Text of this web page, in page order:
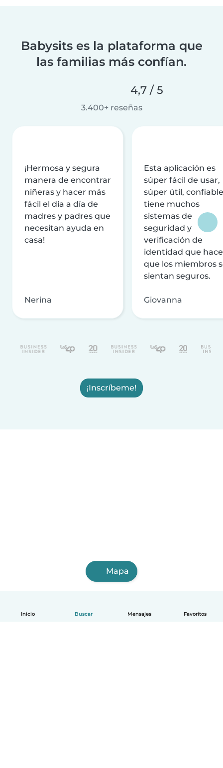
Inicio Buscar Mensajes Favoritos
Babysits es la plataforma que
las familias más confían.
4,7 / 5
3.400+ reseñas
¡Hermosa y segura
manera de encontrar
niñeras y hacer más
fácil el día a día de
madres y padres que
necesitan ayuda en
casa!
Nerina
Esta aplicación es
súper fácil de usar,
súper útil,
tiene muchos
sistemas de
seguridad y
verificación de
identidad que
que los miembros
sientan seguros.
Giovanna
¡Inscríbeme!
Mapa